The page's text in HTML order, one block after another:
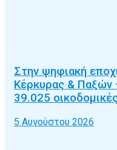
Στην ψηφιακή
Κέρκυρας & Παξών
39.025
5 Αυγούστου 2026